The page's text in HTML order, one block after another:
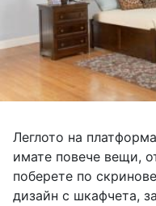
Леглото на
имате повече вещи,
поберете по
дизайн с шкафчета,